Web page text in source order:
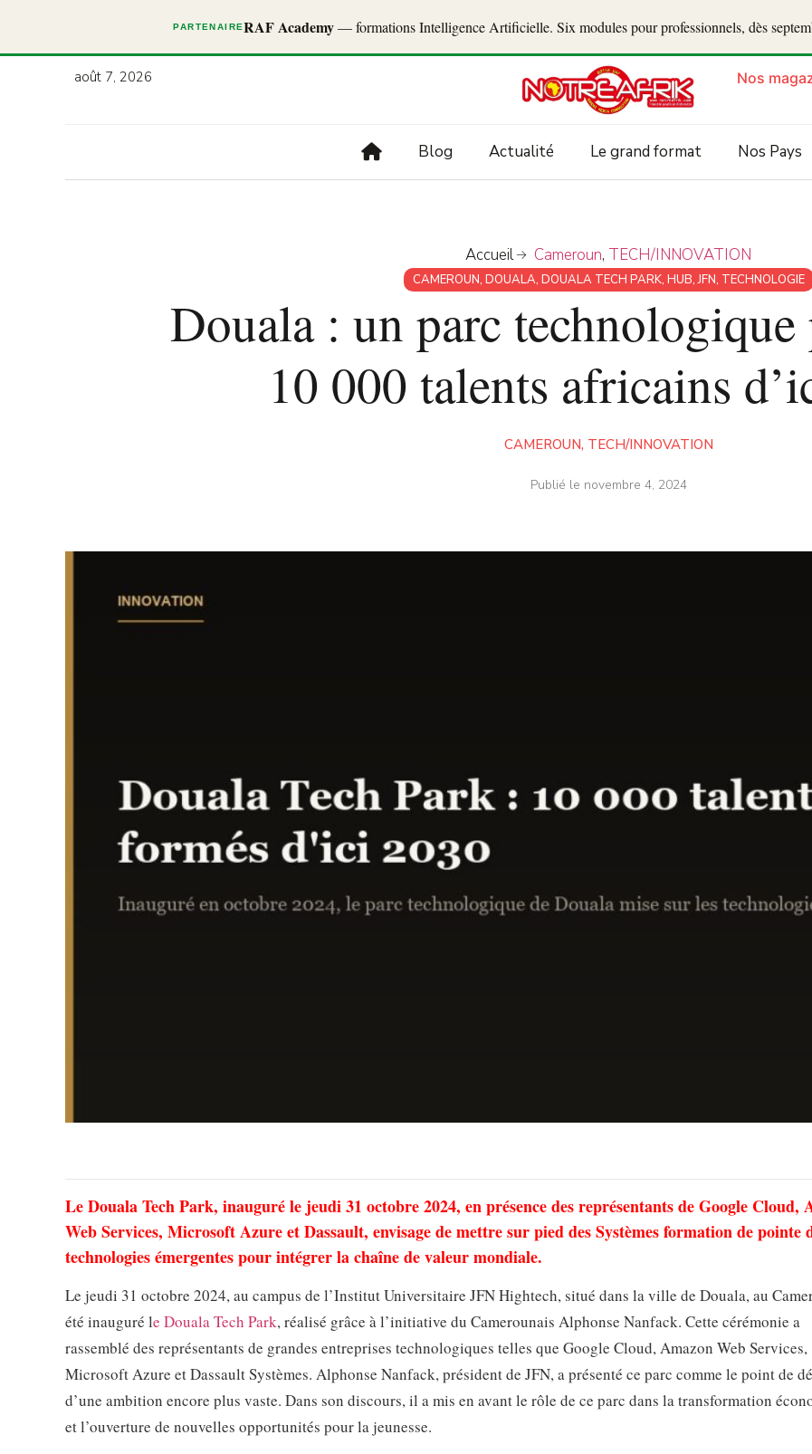
PARTENAIRERAF Academy— formations Intelligence Artificielle. Six modules pour professionnels, dès
août 7, 2026 Nos
Blog Actualité Le grand format Nos Pays
Accueil Cameroun, TECH/INNOVATION
CAMEROUN, DOUALA, DOUALA TECH PARK, HUB,JFN, TECHNOLOGIE
Douala : un parc
10 000 talents africains
CAMEROUN, TECH/INNOVATION
Publié le novembre 4, 2024
Le Douala Tech Park, inauguré le jeudi 31 octobre 2024, en présence des représentants de Google Cloud,
Web Services, Microsoft Azure et Dassault, envisage de mettre sur pied des Systèmes formation de pointe
technologies émergentes pour intégrer la chaîne de valeur mondiale.
Le jeudi 31 octobre 2024, au campus de l’Institut Universitaire JFN Hightech, situé dans la ville de Douala, au
été inauguré le Douala Tech Park, réalisé grâce à l’initiative du Camerounais Alphonse Nanfack. Cette cérémonie a
rassemblé des représentants de grandes entreprises technologiques telles que Google Cloud, Amazon Web Services,
Microsoft Azure et Dassault Systèmes. Alphonse Nanfack, président de JFN, a présenté ce parc comme le point de
d’une ambition encore plus vaste. Dans son discours, il a mis en avant le rôle de ce parc dans la transformation
et l’ouverture de nouvelles opportunités pour la jeunesse.